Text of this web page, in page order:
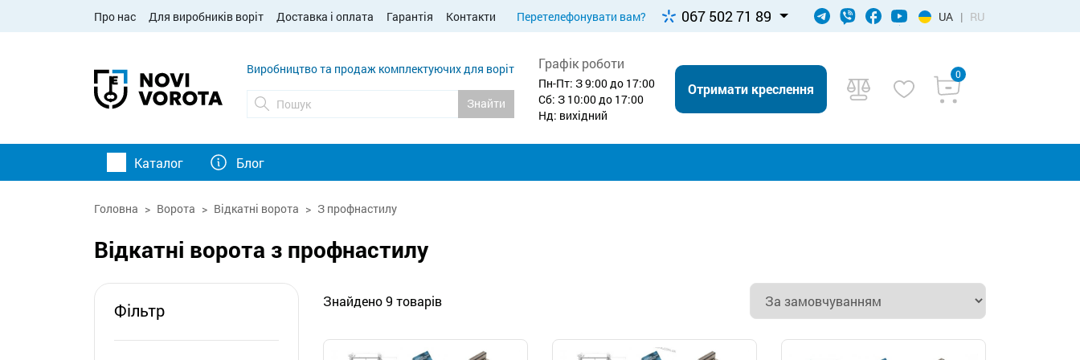
Про нас Для виробників воріт Доставка і оплата Гарантія Контакти Перетелефонувати вам? 067 502 71 89 UA | RU
Виробництво та продаж комплектуючих для воріт
Знайти
Графік роботи
Пн-Пт: З 9:00 до 17:00
Сб: З 10:00 до 17:00
Нд: вихідний
Отримати креслення
0
Каталог Блог
Головна Ворота Відкатні ворота З профнастилу
Відкатні ворота з профнастилу
Фільтр Знайдено 9 товарів